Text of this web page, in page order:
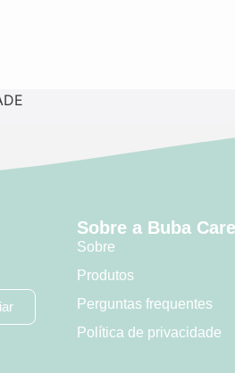
Sobre a Buba Care
Sobre
Produtos
Perguntas frequentes
Política de privacidade